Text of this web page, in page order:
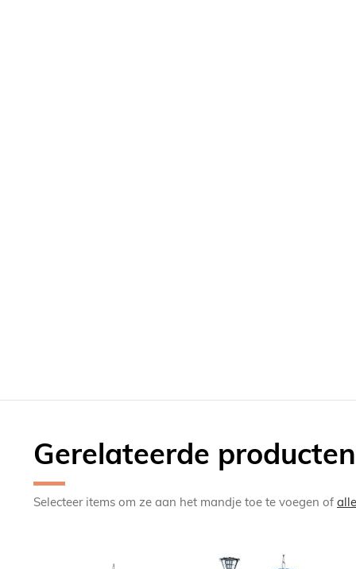
Gerelateerde producten
Selecteer items om ze aan het mandje toe te voegen of